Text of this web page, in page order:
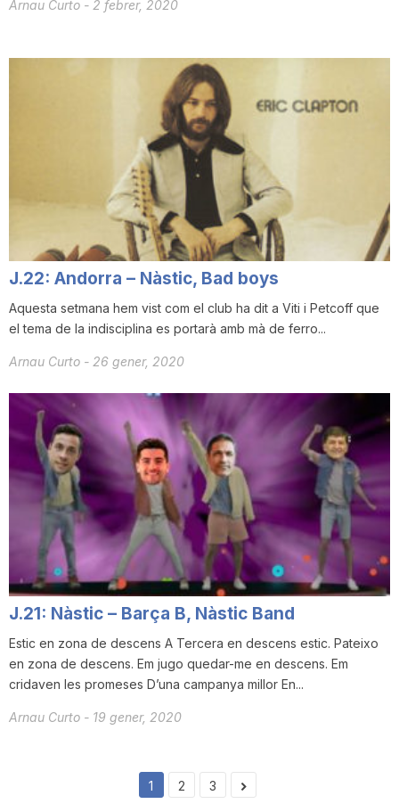
Arnau Curto - 2 febrer, 2020
J.22: Andorra – Nàstic, Bad boys
Aquesta setmana hem vist com el club ha dit a Viti i Petcoff que
el tema de la indisciplina es portarà amb mà de ferro...
Arnau Curto - 26 gener, 2020
J.21: Nàstic – Barça B, Nàstic Band
Estic en zona de descens A Tercera en descens estic. Pateixo
en zona de descens. Em jugo quedar-me en descens. Em
cridaven les promeses D’una campanya millor En...
Arnau Curto - 19 gener, 2020
1 2 3